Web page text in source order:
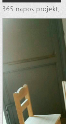
365 napos projekt,